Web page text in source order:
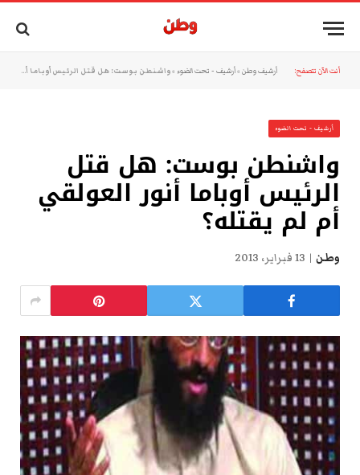
أنت الآن تتصفح: أرشيف وطن »أرشيف - تحت الضوء »واشنطن بوست: هل قتل الرئيس أوباما أنور العولقي أم لم يقتله؟
أرشيف - تحت الضوء
واشنطن بوست: هل قتل
الرئيس أوباما أنور العولقي
أم لم يقتله؟
وطن 13 فبراير، 2013